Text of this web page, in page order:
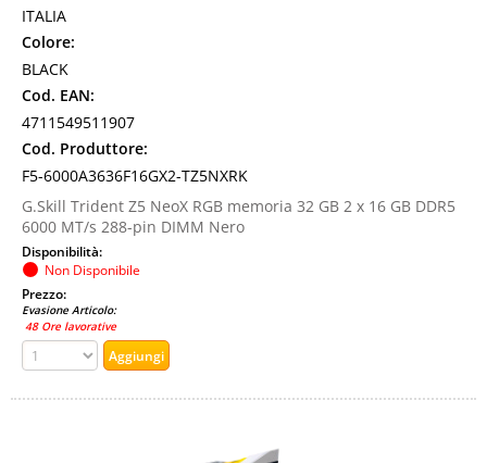
ITALIA
Colore:
BLACK
Cod. EAN:
4711549511907
Cod. Produttore:
F5-6000A3636F16GX2-TZ5NXRK
G.Skill Trident Z5 NeoX RGB memoria 32 GB 2 x 16 GB DDR5
6000 MT/s 288-pin DIMM Nero
Disponibilità:
Non Disponibile
Prezzo:
Evasione Articolo:
48 Ore lavorative